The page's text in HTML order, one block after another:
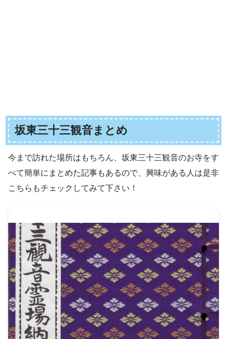
坂東三十三観音まとめ
今まで訪れた場所はもちろん、坂東三十三観音のお寺をす
べて簡単にまとめた記事もあるので、興味がある人は是非
こちらもチェックしてみて下さい！